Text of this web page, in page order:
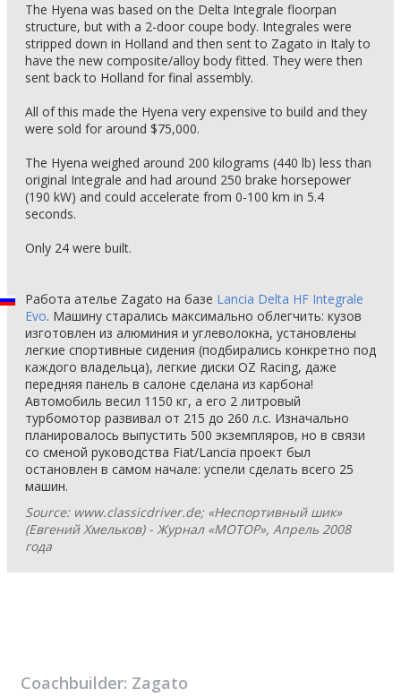
The Hyena was based on the Delta Integrale floorpan
structure, but with a 2-door coupe body. Integrales were
stripped down in Holland and then sent to Zagato in Italy to
have the new composite/alloy body fitted. They were then
sent back to Holland for final assembly.
All of this made the Hyena very expensive to build and they
were sold for around $75,000.
The Hyena weighed around 200 kilograms (440 lb) less than
original Integrale and had around 250 brake horsepower
(190 kW) and could accelerate from 0-100 km in 5.4
seconds.
Only 24 were built.
Работа ателье Zagato на базе Lancia Delta HF Integrale
Evo. Машину старались максимально облегчить: кузов
изготовлен из алюминия и углеволокна, установлены
легкие спортивные сидения (подбирались конкретно под
каждого владельца), легкие диски OZ Racing, даже
передняя панель в салоне сделана из карбона!
Автомобиль весил 1150 кг, а его 2 литровый
турбомотор развивал от 215 до 260 л.с. Изначально
планировалось выпустить 500 экземпляров, но в связи
со сменой руководства Fiat/Lancia проект был
остановлен в самом начале: успели сделать всего 25
машин.
Source: www.classicdriver.de; «Неспортивный шик»
(Евгений Хмельков) - Журнал «МОТОР», Апрель 2008
года
Coachbuilder: Zagato